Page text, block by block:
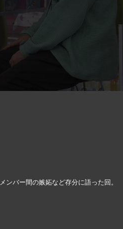
バー間の嫉妬など存分に語った回。